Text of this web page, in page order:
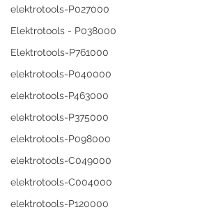
elektrotools-P027000
Elektrotools - P038000
Elektrotools-P761000
elektrotools-P040000
elektrotools-P463000
elektrotools-P375000
elektrotools-P098000
elektrotools-C049000
elektrotools-C004000
elektrotools-P120000